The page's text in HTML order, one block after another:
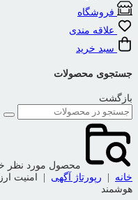
فروشگاه
علاقه مندی
سبد خرید
جستجوی محصولات
بازگشت
محصول مورد نظر
خانه
رپورتاژ آگهی
امنیت
هوشمند